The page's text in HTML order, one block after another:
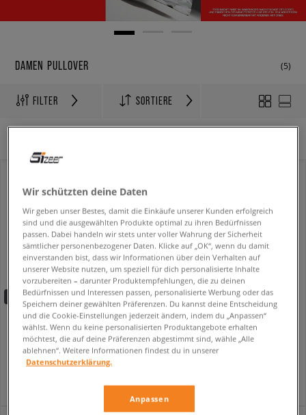
DAMEN PULLOVER (5)
FILTER SORTIERE
-10% ab 70€ mit dem Code:FINAL
DICKIES PULLOVER FUNNEL NECKL FZ CARDIGAN W
damen
29,99 €
74,99 €
31,49 € - niedrigster Preis
damen
43,99 €
69,99 €
Wir schützten deine Daten
Wir geben unser Bestes, damit die Einkäufe unserer Kunden erfolgreich
sind und die ausgewählten Produkte optimal zu ihren Bedürfnissen
passen. Dabei handeln wir stets unter voller Wahrung der Sicherheit
sämtlicher personenbezogener Daten. Klicke auf „OK“, wenn du damit
einverstanden bist, dass wir Informationen über dein Verhalten auf
unserer Website nutzen, um speziell für dich personalisierte Inhalte
vorzubereiten – darunter Produktempfehlungen, die zu deinen
Bedürfnissen und Interessen passen, personalisierte Werbung oder das
Speichern deiner gewählten Präferenzen. Du kannst deine Entscheidung
und die Cookie-Einstellungen jederzeit ändern, indem du „Anpassen“
wählst. Wenn du keine personalisierten Produktangebote erhalten
möchtest, die auf deine Präferenzen abgestimmt sind, wähle „Alle
ablehnen“. Weitere Informationen findest du in unserer
Datenschutzerklärung.
Anpassen